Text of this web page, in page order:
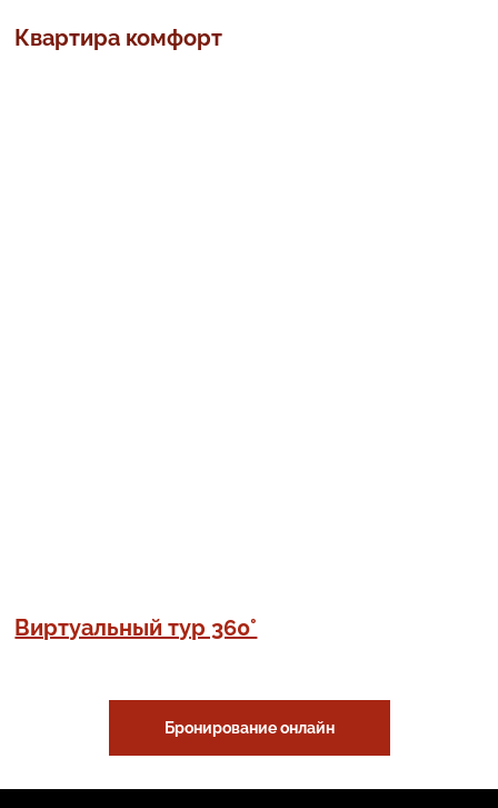
Квартира комфорт
Виртуальный тур 360°
Бронирование онлайн